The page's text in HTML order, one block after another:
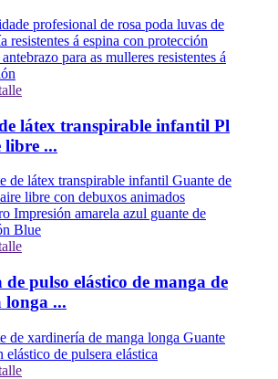
látex transpirable infantil Pl
libre ...
de pulso elástico de manga de
longa ...